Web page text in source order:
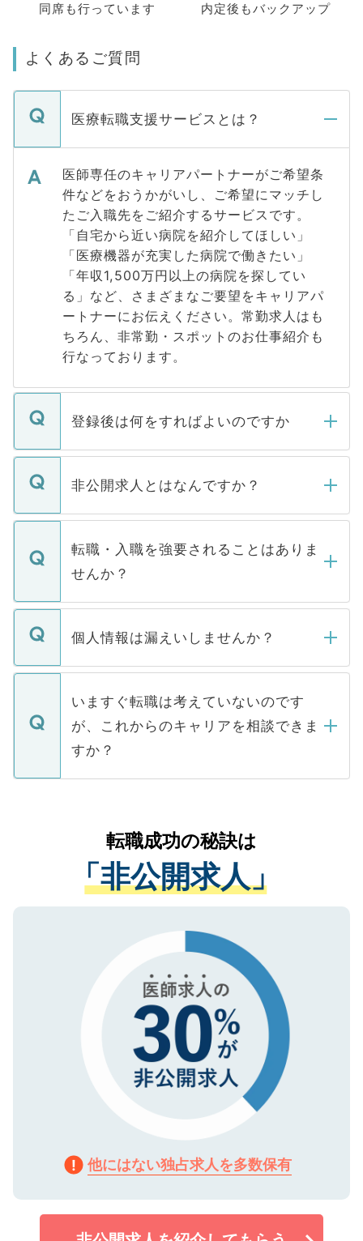
同席も行っています
内定後もバックアップ
よくあるご質問
医療転職支援サービスとは？
医師専任のキャリアパートナーがご希望条
件などをおうかがいし、ご希望にマッチし
たご入職先をご紹介するサービスです。
「自宅から近い病院を紹介してほしい」
「医療機器が充実した病院で働きたい」
「年収1,500万円以上の病院を探してい
る」など、さまざまなご要望をキャリアパ
ートナーにお伝えください。常勤求人はも
ちろん、非常勤・スポットのお仕事紹介も
行なっております。
登録後は何をすればよいのですか
ご登録いただきましたら、弊社担当者がご
登録内容を確認し、その後メールもしくは
ます。通常、5営業日以内にはご連絡をせて
いただきますので、しばらくお待ちくださ
非公開求人とはなんですか？
マイナビDOCTORで取り扱っている求人の
うち約3割は、Webサイトからご覧いただ
けない「非公開求人」です。非公開求人は
下記の理由によって、一般には公開してい
ません。
■応募殺到を避けるため 人気のある医療機
関を公にしてしまうと、応募が殺到する場
に、医療機関が求める条件に合った人材の
みを人材紹介会社に依頼するケースが増え
ています。
転職・入職を強要されることはありま
せんか？
転職・入職を強要することは一切ありませ
ん。また、仮に応募先から内定をいただい
定を承諾する必要はありません。内定先へ
の辞退の連絡はキャリアパートナーが行い
個人情報は漏えいしませんか？
個人情報が漏えいすることはありませんの
で、ご安心ください。当サイトからの登録
などで収集したご登録者様の個人情報は、
ご本人のキャリアアップおよび転職活動の
支援を目的に使用いたします。お預かりし
ているすべての個人データはご本人の許可
は、個人情報の取り扱いについての厳密な
管理基準を満たした事業者のみに付与され
る、プライバシーマークを取得済みです。
で、機密保持に関してもご安心ください。
いますぐ転職は考えていないのです
が、これからのキャリアを相談できま
すか？
かがいして、現在の医療機関の状況や紹介
経験をまじえながら、適切なアドバイスを
させていただきます。すぐにご転職をされ
ない方には、長期的なサポートが可能です
ので、まずはご登録ください。
転職成功の秘訣は
「非公開求人」
他にはない独占求人を多数保有